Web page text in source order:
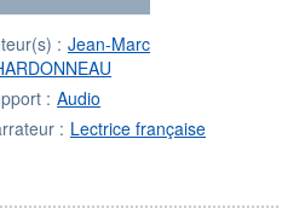
: Jean-Marc
: Audio
: Lectrice française